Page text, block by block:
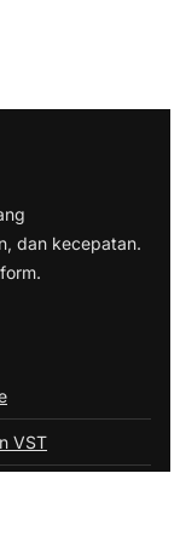
dan kecepatan.
VST